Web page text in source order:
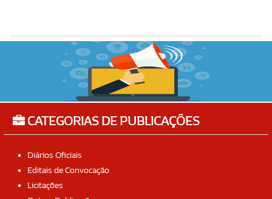
CATEGORIAS DE PUBLICAÇÕES
Diários Oficiais
Editais de Convocação
Licitações